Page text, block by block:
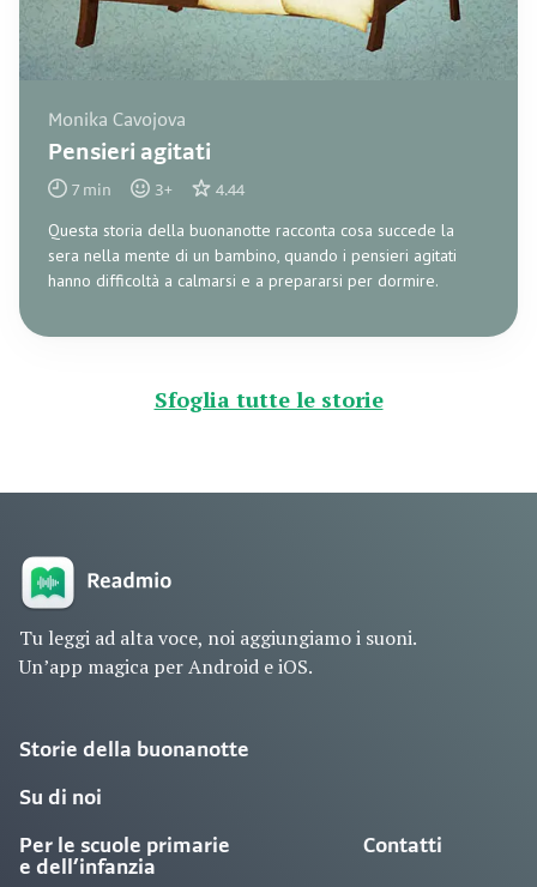
Monika Cavojova
Pensieri agitati
7 min 3+ 4.44
Questa storia della buonanotte racconta cosa succede la
sera nella mente di un bambino, quando i pensieri agitati
hanno difficoltà a calmarsi e a prepararsi per dormire.
Sfoglia tutte le storie
Tu leggi ad alta voce, noi aggiungiamo i suoni.
Un’app magica per Android e iOS.
Storie della buonanotte
Su di noi
Per le scuole primarie
e dell’infanzia
Contatti